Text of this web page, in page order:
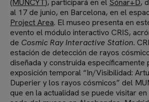
(MUNCYT), participará en el Sónar+D,
al 17 de junio, en Barcelona, en el
Project Area. El museo presenta en
evento el módulo interactivo CRIS,
de Cosmic Ray Interactive Station.
estación de detección de rayos
diseñada y construida específicamente
exposición temporal “In/Visibilidad:
Duperier y los rayos cósmicos” del
que en la actualidad se puede visitar en